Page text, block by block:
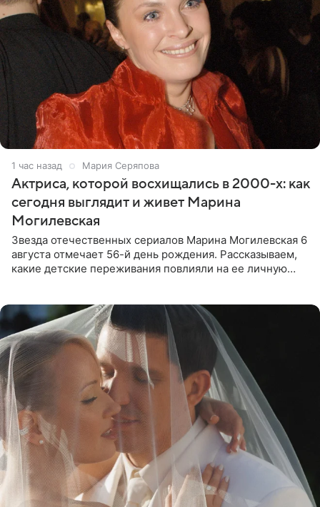
1 час назад Мария Серяпова
Актриса, которой восхищались в 2000-х: как
сегодня выглядит и живет Марина
Могилевская
Звезда отечественных сериалов Марина Могилевская 6
августа отмечает 56-й день рождения. Рассказываем,
какие детские переживания повлияли на ее личную